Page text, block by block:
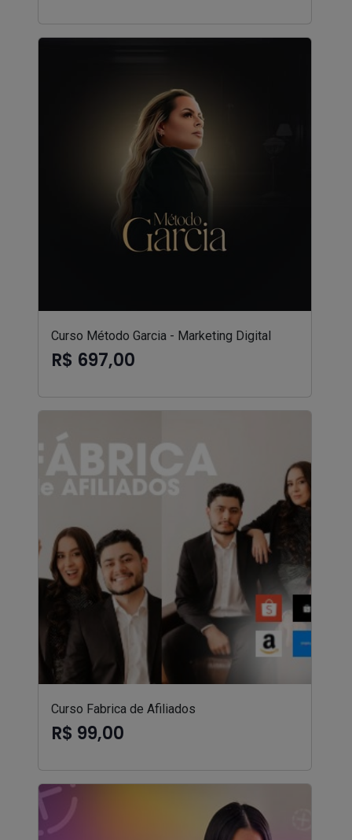
Curso Método Garcia - Marketing Digital
R$ 697,00
Curso Fabrica de Afiliados
R$ 99,00